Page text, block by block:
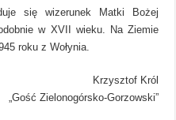
się wizerunek Matki Bożej
w XVII wieku. Na Ziemie
roku z Wołynia.
Krzysztof Król
„Gość Zielonogórsko-Gorzowski”